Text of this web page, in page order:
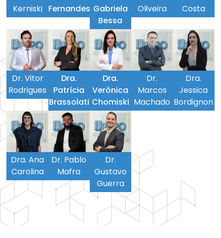
Kerniski Fernandes Gabriela
Bessa
Oliveira
Costa
Dr. Vitor
Rodrigues
Dra.
Patrícia
Brassolati
Dra.
Verônica
Chomiski
Dr.
Marcos
Machado
Dra.
Jessica
Bordignon
Dra. Ana
Carolina
Dr. Pablo
Mafra
Dr.
Gustavo
Guerra